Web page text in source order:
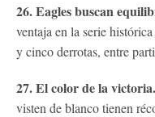
26. Eagles buscan
ventaja en la serie
y cinco derrotas, entre
27. El color de la victoria.
visten de blanco tienen